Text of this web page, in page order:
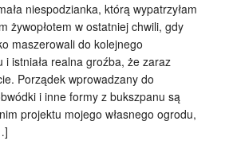
niespodzianka, którą wypatrzyłam
żywopłotem w ostatniej chwili, gdy
maszerowali do kolejnego
i istniała realna groźba, że zaraz
Porządek wprowadzany do
i inne formy z bukszpanu są
projektu mojego własnego ogrodu,